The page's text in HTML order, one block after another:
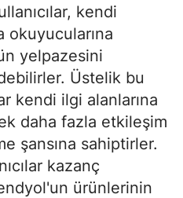
kendi
yelpazesini
Üstelik bu
kendi ilgi alanlarına
daha fazla etkileşim
şansına sahiptirler.
kazanç
ürünlerinin